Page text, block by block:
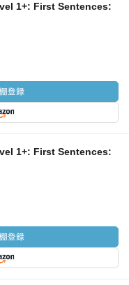
1+: First Sentences:
1+: First Sentences: